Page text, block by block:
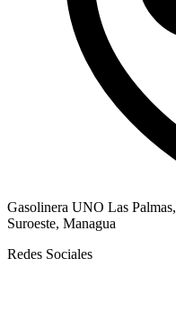
Gasolinera UNO Las
Suroeste, Managua
Redes Sociales